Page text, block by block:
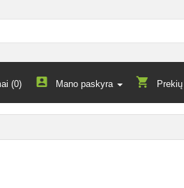
(0) Mano paskyra